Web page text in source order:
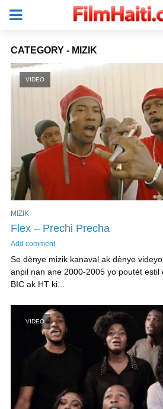
KONEKTE
CATEGORY - MIZIK
VIDEO
MIZIK
Flex – Prechi Precha
Add comment
Se dènye mizik kanaval ak dènye
anpil nan ane 2000-2005 yo poutèt estil
BIC ak HT ki...
VIDEO